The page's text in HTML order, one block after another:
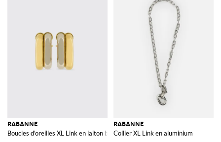
RABANNE
Boucles d'oreilles XL Link en laiton bicolore
RABANNE
Collier XL Link en aluminium